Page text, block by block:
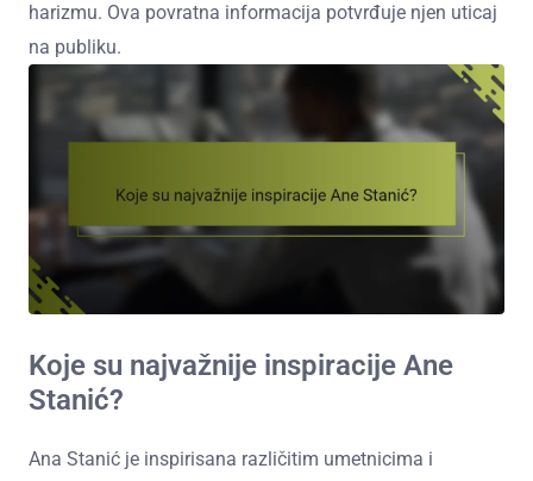
harizmu. Ova povratna informacija potvrđuje njen uticaj
na publiku.
Koje su najvažnije inspiracije Ane
Stanić?
Ana Stanić je inspirisana različitim umetnicima i